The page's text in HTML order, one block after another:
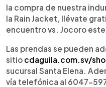
la compra de nuestra
la Rain Jacket, llévate
encuentro vs. Jocoro este
Las prendas se pueden
sitio cdaguila.com.sv/
sucursal Santa Elena.
vía telefónica al 6047-